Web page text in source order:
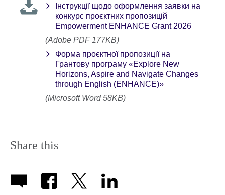
Інструкції щодо оформлення заявки на
конкурс проєктних пропозицій
Empowerment ENHANCE Grant 2026
(Adobe PDF 177KB)
Форма проєктної пропозиції на
Грантову програму «Explore New
Horizons, Aspire and Navigate Changes
through English (ENHANCE)»
(Microsoft Word 58KB)
Share this